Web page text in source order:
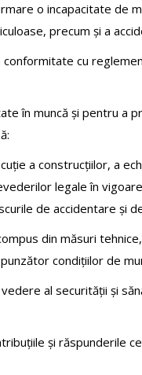
o incapacitate de
precum și a
cu
în muncă și pentru a
a construcțiilor, a
legale în
de accidentare și
din măsuri
condițiilor de
al securității și
și răspunderile